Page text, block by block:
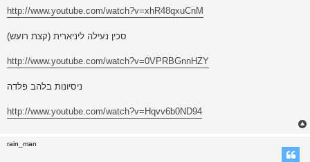
http://www.youtube.com/watch?v=xhR48qxuCnM
סכין נעילה ליניארית (קצת רועש)
http://www.youtube.com/watch?v=0VPRBGnnHZY
ניסיונות בלהב פלדה
http://www.youtube.com/watch?v=Hqvv6b0ND94
rain_man